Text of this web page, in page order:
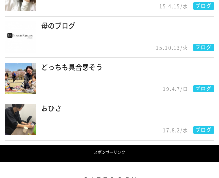
15.4.15/水 ブログ
母のブログ
15.10.13/火 ブログ
どっちも具合悪そう
19.4.7/日 ブログ
おひさ
17.8.2/水 ブログ
スポンサーリンク